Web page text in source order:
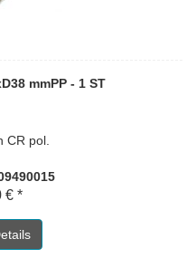
mmPP - 1 ST
CR pol.
€ *